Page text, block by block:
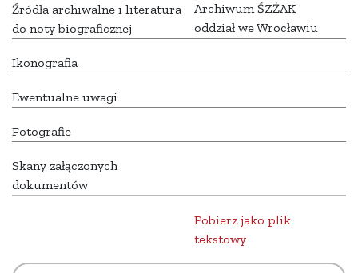
Źródła archiwalne i literatura
do noty biograficznej
Archiwum ŚZŻAK
oddział we Wrocławiu
Ikonografia
Ewentualne uwagi
Fotografie
Skany załączonych
dokumentów
Pobierz jako plik
tekstowy